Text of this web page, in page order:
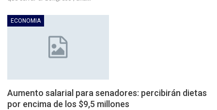
ECONOMIA
Aumento salarial para senadores: percibirán dietas
por encima de los $9,5 millones